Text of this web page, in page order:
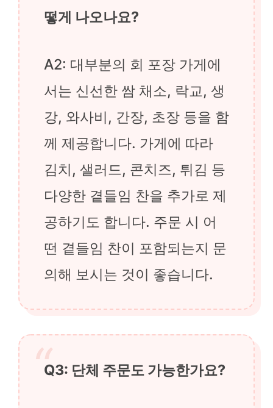
떻게 나오나요?
A2: 대부분의 회 포장 가게에
서는 신선한 쌈 채소, 락교, 생
강, 와사비, 간장, 초장 등을 함
께 제공합니다. 가게에 따라
김치, 샐러드, 콘치즈, 튀김 등
다양한 곁들임 찬을 추가로 제
공하기도 합니다. 주문 시 어
떤 곁들임 찬이 포함되는지 문
의해 보시는 것이 좋습니다.
Q3: 단체 주문도 가능한가요?